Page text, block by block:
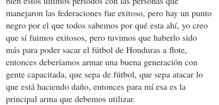
manejaron las federaciones fue exitoso, pero hay un punto
negro por el que todos sabemos por qué esta ahí, yo creo
que sí fuimos exitosos, pero tuvimos que haberlo sido
más para poder sacar el fútbol de Honduras a flote,
entonces deberíamos armar una buena generación con
gente capacitada, que sepa de fútbol, que sepa atacar lo
que está haciendo daño, entonces para mí esa es la
principal arma que debemos utilizar.